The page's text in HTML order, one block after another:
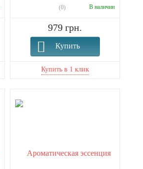
(0) В наличии
979 грн.
Купить